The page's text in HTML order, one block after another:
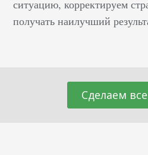
ситуацию, корректируем
получать наилучший
Сделаем